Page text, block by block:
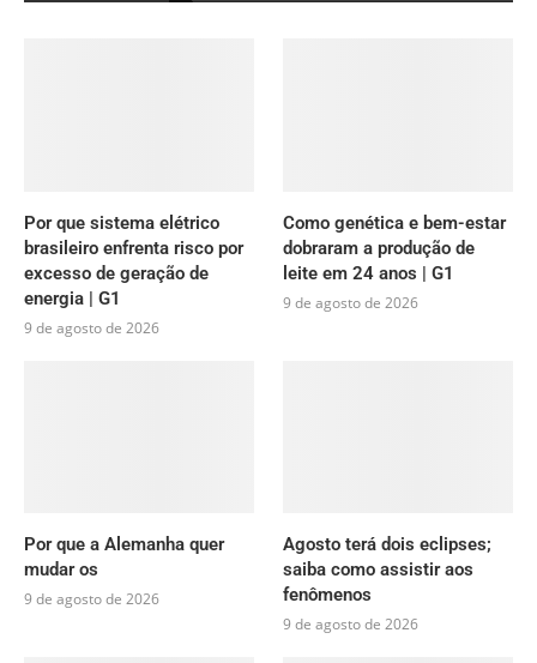
Por que sistema elétrico
brasileiro enfrenta risco por
excesso de geração de
energia | G1
9 de agosto de 2026
Como genética e bem-estar
dobraram a produção de
leite em 24 anos | G1
9 de agosto de 2026
Por que a Alemanha quer
mudar os
9 de agosto de 2026
Agosto terá dois eclipses;
saiba como assistir aos
fenômenos
9 de agosto de 2026